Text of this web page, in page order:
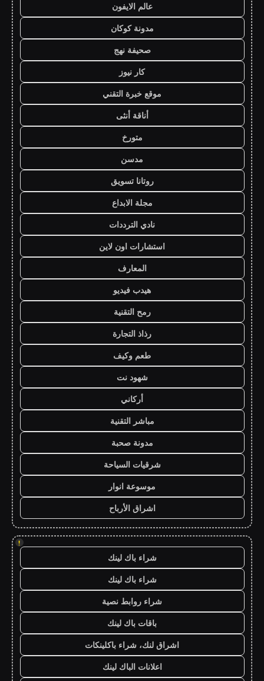
عالم الايفون
مدونة كوكان
صحيفة نهج
كار نيوز
موقع خبرة التقني
أناقة أنثى
متورخ
مدسن
روتانا تسويق
مجلة الابداع
نادي الترددات
استشارات اون لاين
المعارف
هيدب فيديو
رمح التقنية
رذاذ التجارة
طعم وكيف
شهود نت
أركاني
مباشر التقنية
مدونة صحبة
شرقيات السياحة
موسوعة انوار
اشراق الأرباح
!
شراء باك لينك
شراء باك لينك
شراء روابط نصية
باقات باك لينك
اشراق لنك، شراء باكلينكات
اعلانات الباك لينك